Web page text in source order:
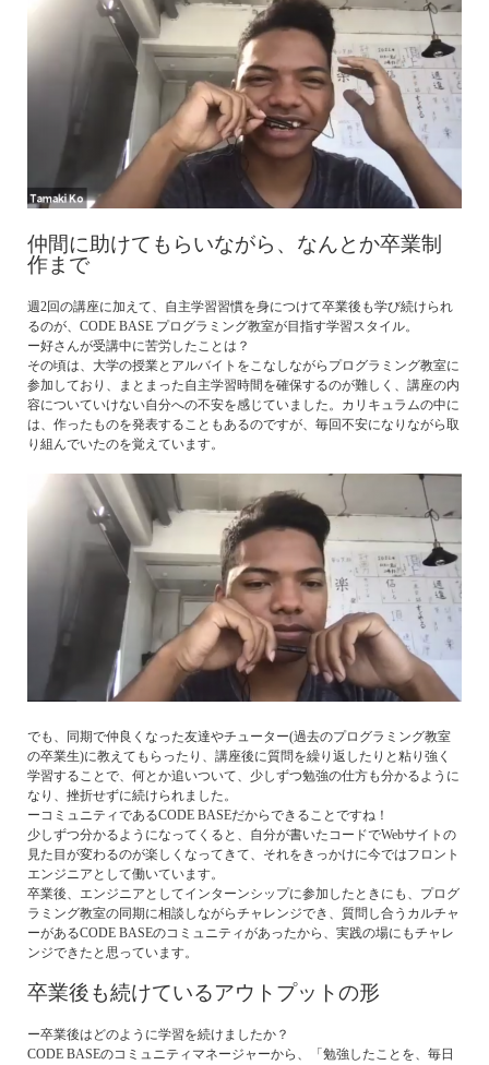
仲間に助けてもらいながら、なんとか卒業制
作まで
週2回の講座に加えて、自主学習習慣を身につけて卒業後も学び続けられ
るのが、CODE BASE プログラミング教室が目指す学習スタイル。
ー好さんが受講中に苦労したことは？
その頃は、大学の授業とアルバイトをこなしながらプログラミング教室に
参加しており、まとまった自主学習時間を確保するのが難しく、講座の内
容についていけない自分への不安を感じていました。カリキュラムの中に
は、作ったものを発表することもあるのですが、毎回不安になりながら取
り組んでいたのを覚えています。
でも、同期で仲良くなった友達やチューター(過去のプログラミング教室
の卒業生)に教えてもらったり、講座後に質問を繰り返したりと粘り強く
学習することで、何とか追いついて、少しずつ勉強の仕方も分かるように
なり、挫折せずに続けられました。
ーコミュニティであるCODE BASEだからできることですね！
少しずつ分かるようになってくると、自分が書いたコードでWebサイトの
見た目が変わるのが楽しくなってきて、それをきっかけに今ではフロント
エンジニアとして働いています。
卒業後、エンジニアとしてインターンシップに参加したときにも、プログ
ラミング教室の同期に相談しながらチャレンジでき、質問し合うカルチャ
ーがあるCODE BASEのコミュニティがあったから、実践の場にもチャレ
ンジできたと思っています。
卒業後も続けているアウトプットの形
ー卒業後はどのように学習を続けましたか？
CODE BASEのコミュニティマネージャーから、「勉強したことを、毎日